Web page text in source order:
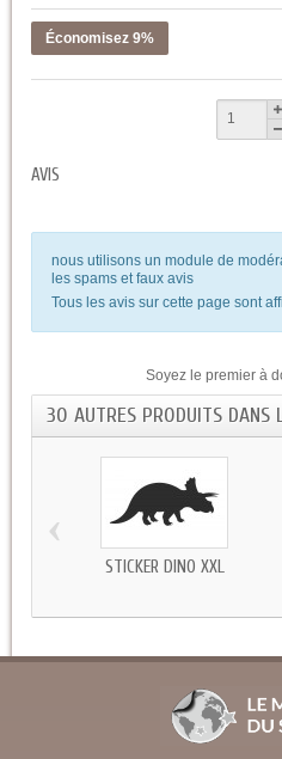
Économisez 9%
AVIS
nous utilisons un module de
les spams et faux avis
Tous les avis sur cette page sont
Soyez le premier à
30 AUTRES PRODUITS DANS
STICKER DINO XXL
‹